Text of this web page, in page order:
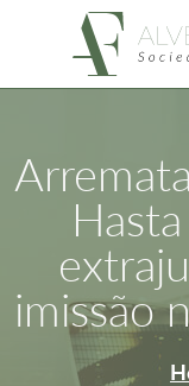
imissão